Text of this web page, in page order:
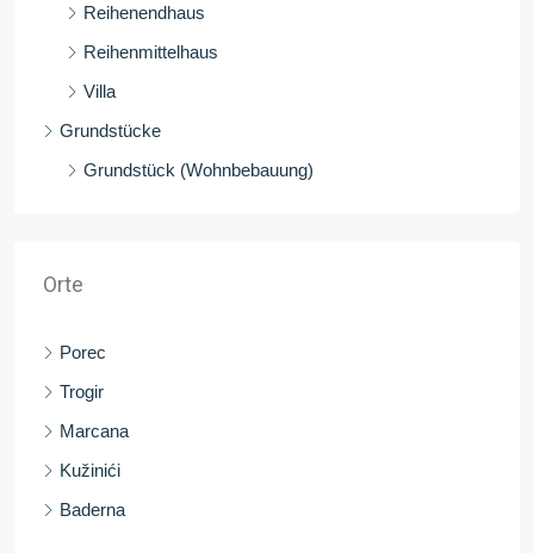
Reihenendhaus
Reihenmittelhaus
Villa
Grundstücke
Grundstück (Wohnbebauung)
Orte
Porec
Trogir
Marcana
Kužinići
Baderna